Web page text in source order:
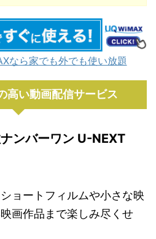
なら家でも外でも使い放題
高い動画配信サービス
ンバーワン U-NEXT
ョートフィルムや小さな映
画作品まで楽しみ尽くせ